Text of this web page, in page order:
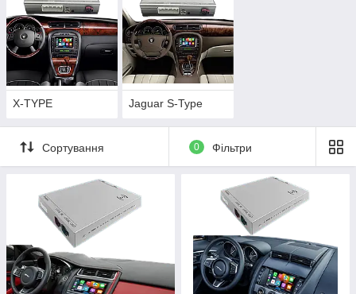
X-TYPE Jaguar S-Type
Сортування 0 Фільтри